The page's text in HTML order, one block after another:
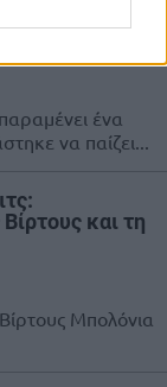
ένα
να παίζει...
και τη
Μπολόνια